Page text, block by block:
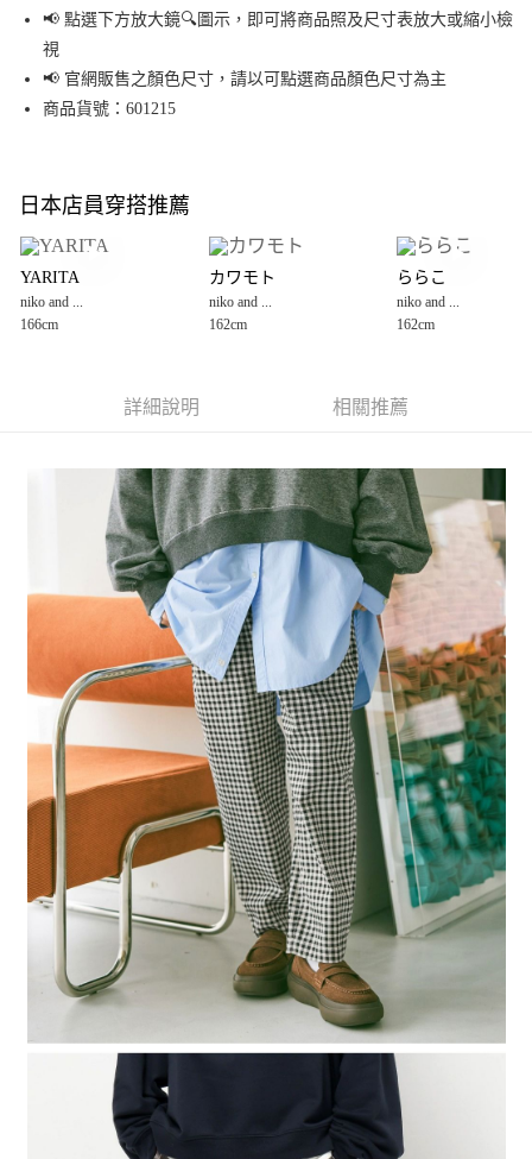
Apple Pay
街口支付
悠遊付
全盈+PAY
大哥付你分期
1.本服務由台灣大哥大提供，台灣大哥大用戶可立即使用無須另外申請。
2.付款方式選擇「大哥付你分期」，訂單成立後會自動跳轉到大哥付的交易
3.實際核准額度、可分期數及費用金額請依後續交易確認頁面所載為準。
4.訂單成立30分鐘內，如未前往確認交易或遇審核未通過，訂單將自動取
【繳款方式說明】
1.分期款項不併入電信帳單，「大哥付你分期」於每月結算日後寄送繳費提
2.透過簡訊連結打開帳單後，可選擇「超商條碼／台灣大直營門市／銀行轉
帳／街口支付／iPASS MONEY」等通路繳費。
【注意事項】
1.本服務係由「台灣大哥大股份有限公司」（以下簡稱本公司）所提供，讓
用戶於交易時，得透過本服務購買商品或服務，並由商店將買賣／分期付款
買賣價金債權讓與本公司後，依約使用本公司帳單繳交帳款。
2.基於同意付款使用「大哥付你分期」之契約關係目的，商店將以您的個人
資料（包含姓名、電話或地址）提供予台灣大哥大進項蒐集、處理及利用，
由本公司與您本人進行分期帳單所需資料之確認、核對及更正。
3.完整用戶服務條款，請詳閱以下連結：https://oppay.tw/userRule
AFTEE先享後付
３．安心：先確認商品／服務後，再付款。
【「AFTEE先享後付」結帳流程】
１．於結帳方式選擇「AFTEE先享後付」後，將跳轉至「AFTEE先享後付」
結帳頁面，進行簡訊認證並確認金額後，即可完成結帳。
２．訂單成立數日內，您將收到繳費通知簡訊。
３．收到繳費通知簡訊後14天內，點擊此簡訊中的連結，可透過四大超商／
ATM／網路銀行／等多元方式進行付款，方視為交易完成。
※ 請注意：結帳手續完成當下不需立刻繳費，但若您需要取消訂單，請聯絡
購買商品的店家。未經商家同意取消之訂單仍視為有效，需透過AFTEE先享
後付繳納相關費用。
※ 交易是否成功請以「AFTEE先享後付 」之結帳頁面顯示為準，若有關於
是否繳費成功／繳費後需取消欲退款等相關疑問，請聯繫「AFTEE先享後付
客戶支援中心」https://netprotections.freshdesk.com/support/home
【注意事項】
１．透過由恩沛科技股份有限公司提供之「AFTEE先享後付」服務完成之交
易，需依本服務之必要範圍內提供個人資料，並將交易相關給付款項請求債
權轉讓予恩沛科技股份有限公司。
２．關於個人資料處理事宜，請瀏覽以下網址：https://aftee.tw/terms/#terms3
３．未成年的使用者請事先徵得法定代理人或監護人之同意方可使用
「AFTEE先享後付」，若未經同意申辦者引起之損失，本公司不負相關責
４．使用「AFTEE先享後付」時，將依據個別帳號之用戶狀況，依本公司即
時審查核予不同之上限額度；若仍有額度不足之情形，本公司將視審查結果
請求用戶進行身份認證。
５．嚴禁一人註冊多個帳號或使用他人資訊註冊。若發現惡意使用之情形，
恩沛科技股份有限公司將有權停止該用戶之使用額度並採取法律行動。
每筆NT$80，滿NT$1,500(含以上)免運費
付款後 全家取貨
每筆NT$80，滿NT$1,500(含以上)免運費
7-11 取貨付款
每筆NT$80，滿NT$1,500(含以上)免運費
付款後 7-11取貨
每筆NT$80，滿NT$1,500(含以上)免運費
宅配
每筆NT$80，滿NT$1,500(含以上)免運費
📢 點選下方放大鏡🔍圖示，即可將商品照及尺寸表放大或縮小檢
視
📢 官網販售之顏色尺寸，請以可點選商品顏色尺寸為主
商品貨號：601215
日本店員穿搭推薦
YARITA
niko and ...
166cm
カワモト
niko and ...
162cm
ららこ
niko and ...
162cm
詳細說明 相關推薦